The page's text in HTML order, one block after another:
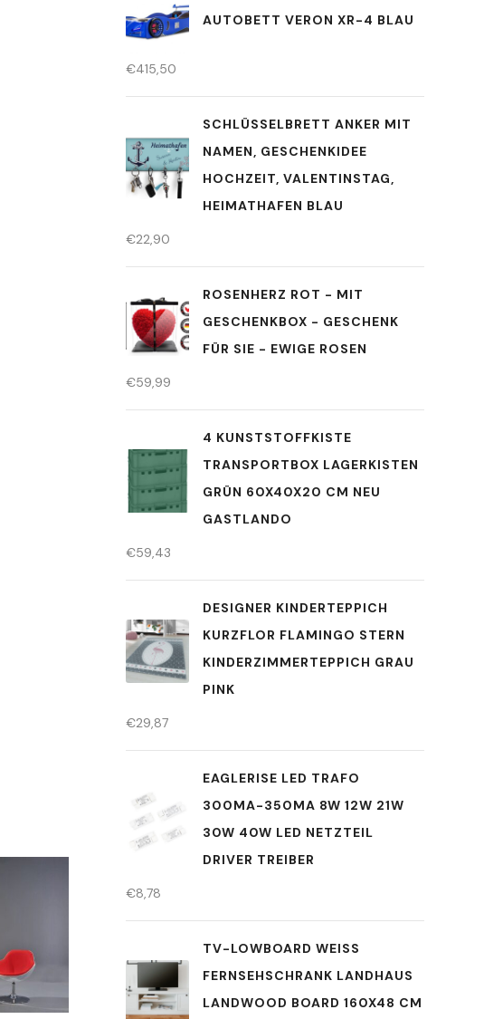
AUTOBETT VERON XR-4 BLAU
€415,50
SCHLÜSSELBRETT ANKER MIT
NAMEN, GESCHENKIDEE
HOCHZEIT, VALENTINSTAG,
HEIMATHAFEN BLAU
€22,90
ROSENHERZ ROT - MIT
GESCHENKBOX - GESCHENK
FÜR SIE - EWIGE ROSEN
€59,99
4 KUNSTSTOFFKISTE
TRANSPORTBOX LAGERKISTEN
GRÜN 60X40X20 CM NEU
GASTLANDO
€59,43
DESIGNER KINDERTEPPICH
KURZFLOR FLAMINGO STERN
KINDERZIMMERTEPPICH GRAU
PINK
€29,87
EAGLERISE LED TRAFO
300MA-350MA 8W 12W 21W
30W 40W LED NETZTEIL
DRIVER TREIBER
€8,78
TV-LOWBOARD WEISS F
ERNSEHSCHRANK LANDHAUS L
ANDWOOD BOARD 160X48 CM T